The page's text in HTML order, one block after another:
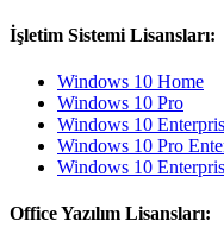
İşletim Sistemi Lisansları:
Windows 10 Home
Windows 10 Pro
Windows 10
Windows 10 Pro
Windows 10
Office Yazılım Lisansları: